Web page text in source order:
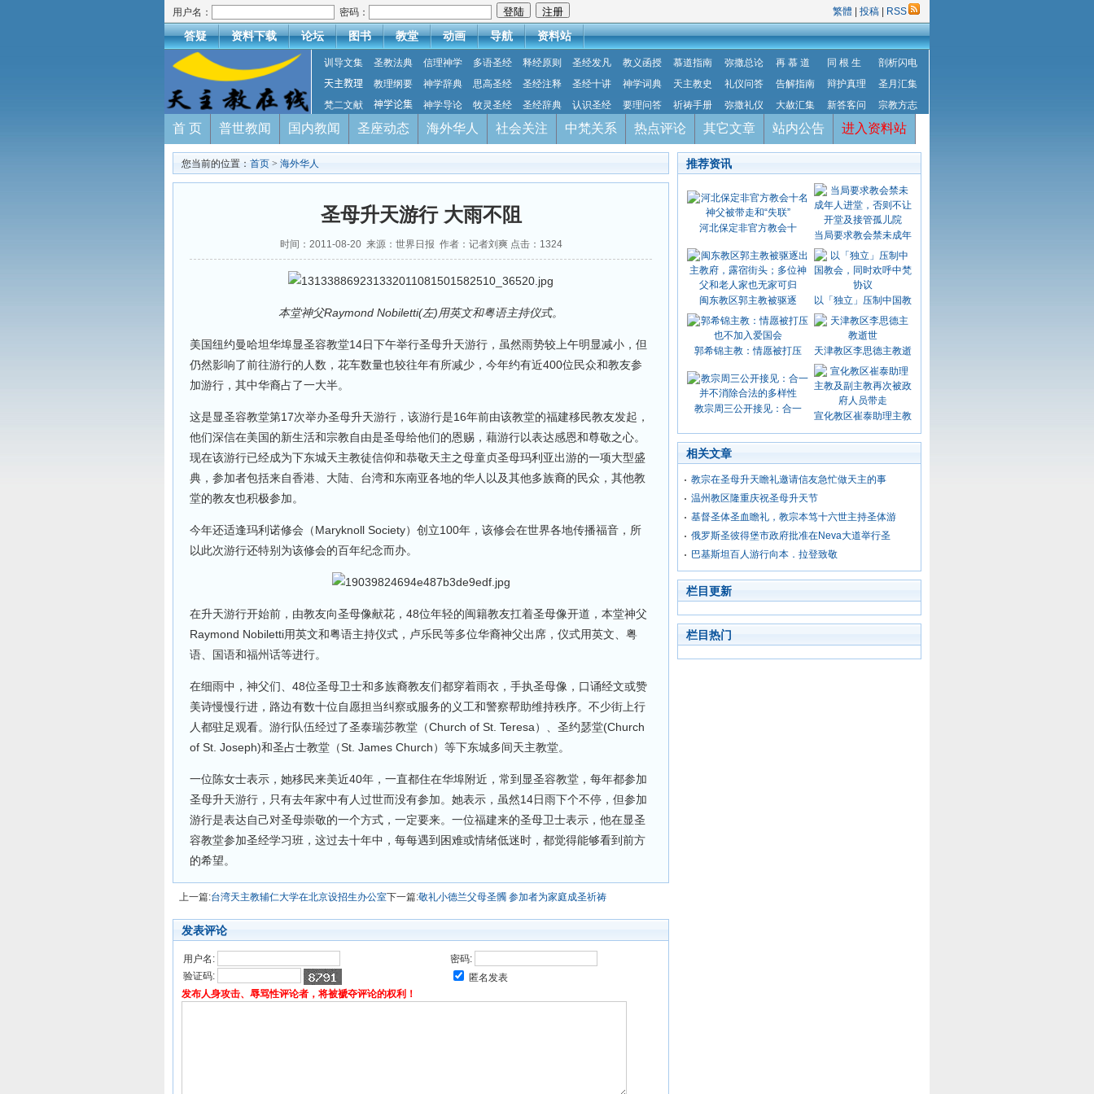
用户名： 密码： 繁體 投稿 RSS
答疑 资料下载 论坛 图书 教堂 动画 导航 资料站
训导文集 圣教法典 信理神学 多语圣经 释经原则 圣经发凡 教义函授 慕道指南 弥撒总论 再 慕 道 同 根 生
剖析闪电
天主教理
教理纲要 神学辞典 思高圣经 圣经注释 圣经十讲 神学词典 天主教史 礼仪问答 告解指南 辩护真理
圣月汇集
梵二文献
神学论集 神学导论 牧灵圣经 圣经辞典 认识圣经 要理问答 祈祷手册 弥撒礼仪 大赦汇集 新答客问 宗教方志
首 页 普世教闻 国内教闻 圣座动态 海外华人 社会关注 中梵关系 热点评论 其它文章 站内公告 进入资料站
您当前的位置： 首页 > 海外华人
圣母升天游行 大雨不阻
时间：2011-08-20 来源：世界日报 作者：记者刘爽 点击： 1324
本堂神父Raymond Nobiletti(左)用英文和粤语主持仪式。
美国纽约曼哈坦华埠显圣容教堂14日下午举行圣母升天游行，虽然雨势较上午明显减小，但
仍然影响了前往游行的人数，花车数量也较往年有所减少，今年约有近400位民众和教友参
加游行，其中华裔占了一大半。
这是显圣容教堂第17次举办圣母升天游行，该游行是16年前由该教堂的福建移民教友发起，
他们深信在美国的新生活和宗教自由是圣母给他们的恩赐，藉游行以表达感恩和尊敬之心。
现在该游行已经成为下东城天主教徒信仰和恭敬天主之母童贞圣母玛利亚出游的一项大型盛
典，参加者包括来自香港、大陆、台湾和东南亚各地的华人以及其他多族裔的民众，其他教
堂的教友也积极参加。
今年还适逢玛利诺修会（Maryknoll Society）创立100年，该修会在世界各地传播福音，所
以此次游行还特别为该修会的百年纪念而办。
在升天游行开始前，由教友向圣母像献花，48位年轻的闽籍教友扛着圣母像开道，本堂神父
Raymond Nobiletti用英文和粤语主持仪式，卢乐民等多位华裔神父出席，仪式用英文、粤
语、国语和福州话等进行。
在细雨中，神父们、48位圣母卫士和多族裔教友们都穿着雨衣，手执圣母像，口诵经文或赞
美诗慢慢行进，路边有数十位自愿担当纠察或服务的义工和警察帮助维持秩序。不少街上行
人都驻足观看。游行队伍经过了圣泰瑞莎教堂（Church of St. Teresa）、圣约瑟堂(Church
of St. Joseph)和圣占士教堂（St. James Church）等下东城多间天主教堂。
一位陈女士表示，她移民来美近40年，一直都住在华埠附近，常到显圣容教堂，每年都参加
圣母升天游行，只有去年家中有人过世而没有参加。她表示，虽然14日雨下个不停，但参加
游行是表达自己对圣母崇敬的一个方式，一定要来。一位福建来的圣母卫士表示，他在显圣
容教堂参加圣经学习班，这过去十年中，每每遇到困难或情绪低迷时，都觉得能够看到前方
的希望。
上一篇:台湾天主教辅仁大学在北京设招生办公室下一篇:敬礼小德兰父母圣髑 参加者为家庭成圣祈祷
发表评论
用户名:
密码:
验证码:
匿名发表
发布人身攻击、辱骂性评论者，将被褫夺评论的权利！
推荐资讯
河北保定非官方教会十
当局要求教会禁未成年
闽东教区郭主教被驱逐 以「独立」压制中国教
郭希锦主教：情愿被打压 天津教区李思德主教逝
教宗周三公开接见：合一
宣化教区崔泰助理主教
相关文章
教宗在圣母升天瞻礼邀请信友急忙做天主的事
温州教区隆重庆祝圣母升天节
基督圣体圣血瞻礼，教宗本笃十六世主持圣体游
俄罗斯圣彼得堡市政府批准在Neva大道举行圣
巴基斯坦百人游行向本．拉登致敬
栏目更新
栏目热门